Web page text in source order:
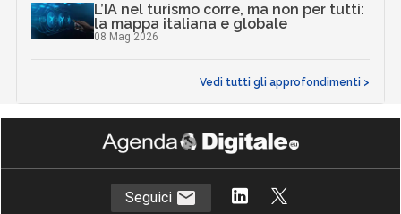
L’IA nel turismo corre, ma non per tutti:
la mappa italiana e globale
08 Mag 2026
Vedi tutti gli approfondimenti >
Seguici